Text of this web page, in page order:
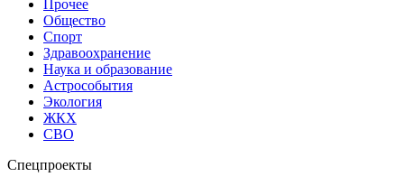
Прочее
Общество
Спорт
Здравоохранение
Наука и образование
Астрособытия
Экология
ЖКХ
СВО
Спецпроекты